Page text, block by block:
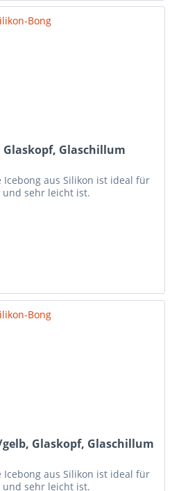
Glaschillum
aus Silikon ist ideal für
und sehr leicht ist.
Glaskopf, Glaschillum
aus Silikon ist ideal für
und sehr leicht ist.